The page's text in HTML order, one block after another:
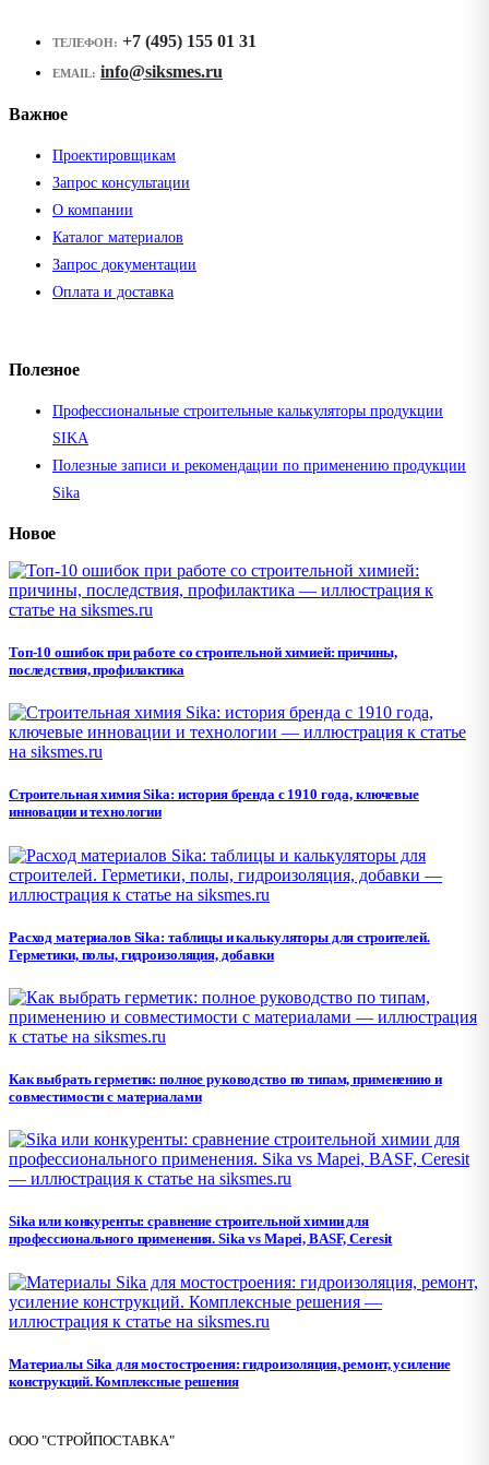
ТЕЛЕФОН: +7 (495) 155 01 31
EMAIL: info@siksmes.ru
Важное
Проектировщикам
Запрос консультации
О компании
Каталог материалов
Запрос документации
Оплата и доставка
Полезное
Профессиональные строительные калькуляторы продукции
SIKA
Полезные записи и рекомендации по применению продукции
Sika
Новое
Топ-10 ошибок при работе со строительной химией: причины,
последствия, профилактика
Строительная химия Sika: история бренда с 1910 года, ключевые
инновации и технологии
Расход материалов Sika: таблицы и калькуляторы для строителей.
Герметики, полы, гидроизоляция, добавки
Как выбрать герметик: полное руководство по типам, применению и
совместимости с материалами
Sika или конкуренты: сравнение строительной химии для
профессионального применения. Sika vs Mapei, BASF, Ceresit
Материалы Sika для мостостроения: гидроизоляция, ремонт, усиление
конструкций. Комплексные решения
ООО "СТРОЙПОСТАВКА"